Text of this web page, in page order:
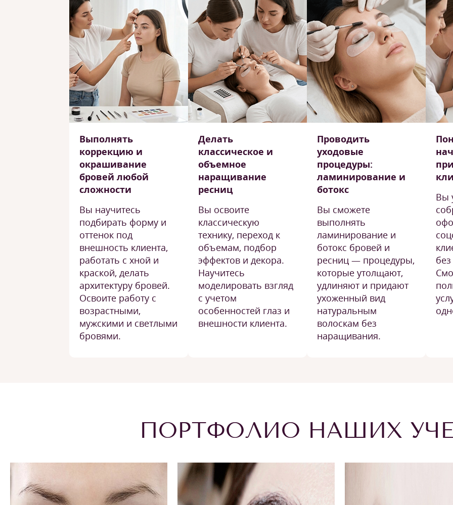
Выполнять
коррекцию и
окрашивание
бровей любой
сложности
Вы научитесь
подбирать форму и
оттенок под
внешность клиента,
работать с хной и
краской, делать
архитектуру бровей.
Освоите работу с
возрастными,
мужскими и светлыми
бровями.
Делать
классическое и
объемное
наращивание
ресниц
Вы освоите
классическую
технику, переход к
объемам, подбор
эффектов и декора.
Научитесь
моделировать взгляд
с учетом
особенностей глаз и
внешности клиента.
Проводить
уходовые
процедуры:
ламинирование и
ботокс
Вы сможете
выполнять
ламинирование и
ботокс бровей и
ресниц — процедуры,
которые утолщают,
удлиняют и придают
ухоженный вид
натуральным
волоскам без
наращивания.
Вы
ПОРТФОЛИО НАШИХ